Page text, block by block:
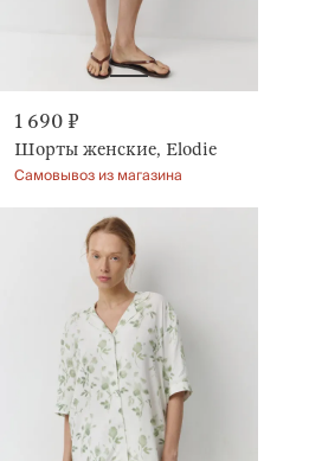
1 690 ₽
Шорты женские, Elodie
Самовывоз из магазина